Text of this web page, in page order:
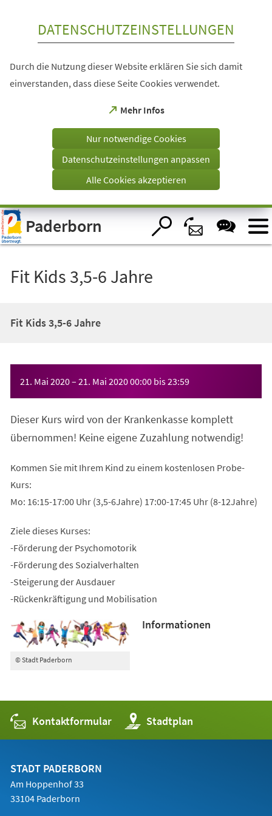
Visuelle
Assistenzsoftware
öffnen.
DATENSCHUTZEINSTELLUNGEN
Durch die Nutzung dieser Website erklären Sie sich damit
einverstanden, dass diese Seite Cookies verwendet.
Mehr Infos
(Öffnet
einem
Tab)
Nur notwendige Cookies
Datenschutzeinstellungen anpassen
Alle Cookies akzeptieren
Paderborn
Fit Kids 3,5-6 Jahre
Fit Kids 3,5-6 Jahre
21. Mai 2020– 21. Mai 202000:00 bis23:59
Dieser Kurs wird von der Krankenkasse komplett
übernommen! Keine eigene Zuzahlung notwendig!
Kommen Sie mit Ihrem Kind zu einem kostenlosen Probe-
Kurs:
Mo: 16:15-17:00 Uhr (3,5-6Jahre) 17:00-17:45 Uhr (8-12Jahre)
Ziele dieses Kurses:
-Förderung der Psychomotorik
-Förderung des Sozialverhalten
-Steigerung der Ausdauer
-Rückenkräftigung und Mobilisation
© Stadt Paderborn
Informationen
Kontaktformular Stadtplan
(Öffnet
in
einem
STADT PADERBORN
Am Hoppenhof 33
33104 Paderborn